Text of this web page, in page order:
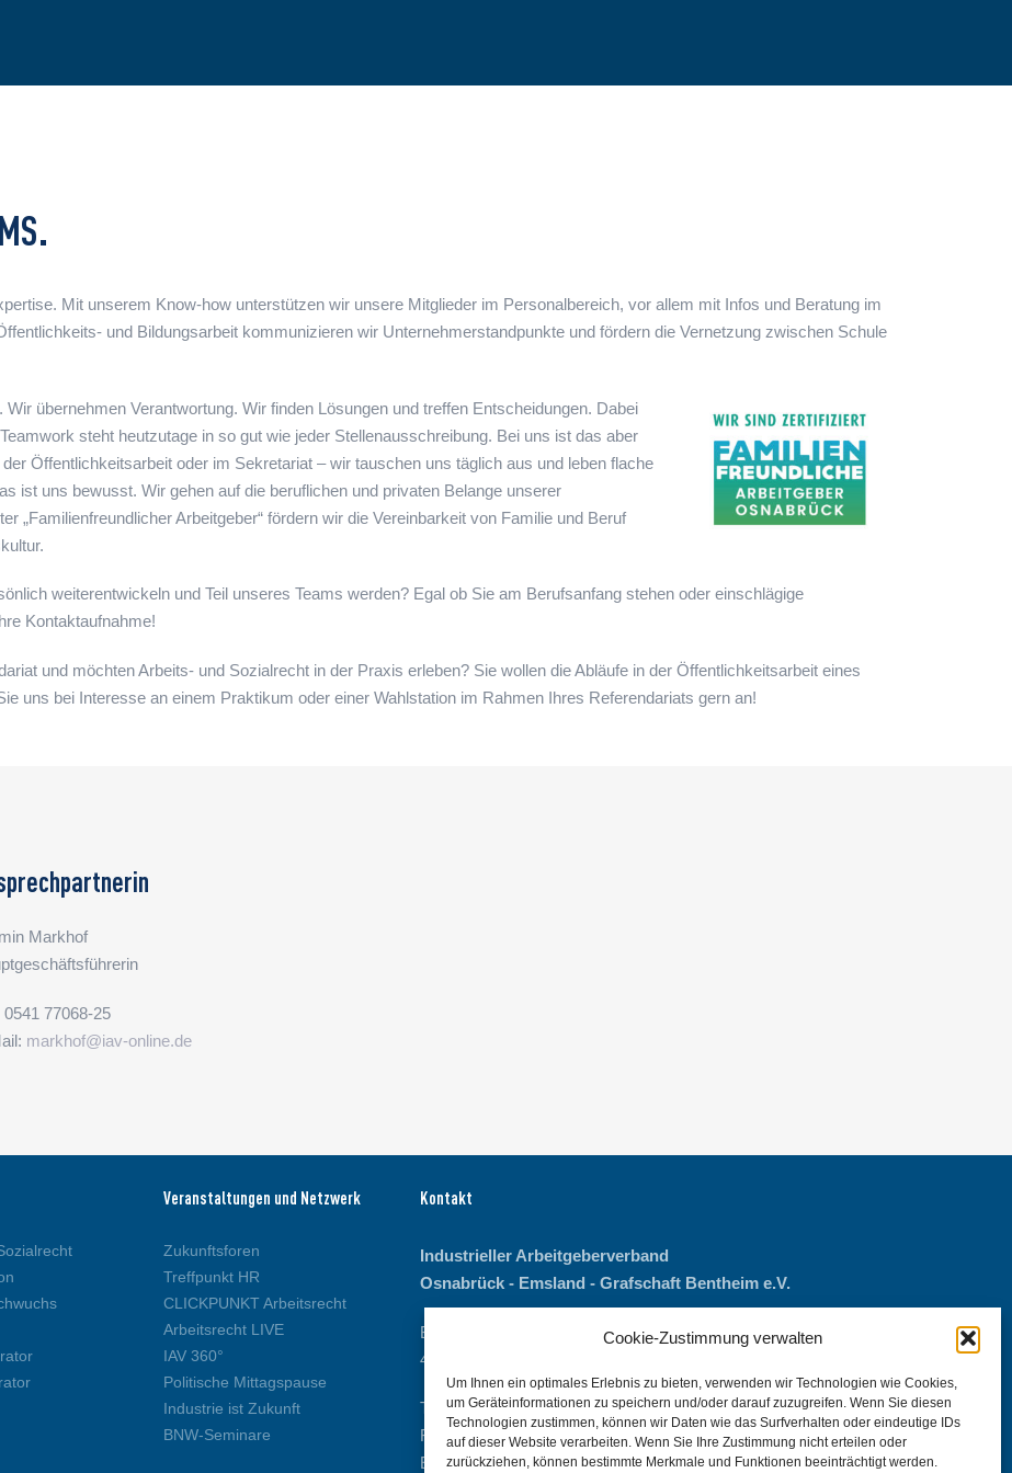
Cookie-Zustimmung verwalten
Um Ihnen ein optimales Erlebnis zu bieten, verwenden wir Technologien wie Cookies,
um Geräteinformationen zu speichern und/oder darauf zuzugreifen. Wenn Sie diesen
Technologien zustimmen, können wir Daten wie das Surfverhalten oder eindeutige IDs
auf dieser Website verarbeiten. Wenn Sie Ihre Zustimmung nicht erteilen oder
zurückziehen, können bestimmte Merkmale und Funktionen beeinträchtigt werden.
Mit unserem Know-how unterstützen wir unsere Mitglieder im Personalbereich, vor allem mit Infos und Beratung im
und Bildungsarbeit kommunizieren wir Unternehmerstandpunkte und fördern die Vernetzung zwischen Schule
Wir übernehmen Verantwortung. Wir finden Lösungen und treffen Entscheidungen. Dabei
steht heutzutage in so gut wie jeder Stellenausschreibung. Bei uns ist das aber
Öffentlichkeitsarbeit oder im Sekretariat – wir tauschen uns täglich aus und leben flache
ist uns bewusst. Wir gehen auf die beruflichen und privaten Belange unserer
„Familienfreundlicher Arbeitgeber“ fördern wir die Vereinbarkeit von Familie und Beruf
weiterentwickeln und Teil unseres Teams werden? Egal ob Sie am Berufsanfang stehen oder einschlägige
Kontaktaufnahme!
und möchten Arbeits- und Sozialrecht in der Praxis erleben? Sie wollen die Abläufe in der Öffentlichkeitsarbeit eines
uns bei Interesse an einem Praktikum oder einer Wahlstation im Rahmen Ihres Referendariats gern an!
Markhof
0541 77068-25
markhof@iav-online.de
Veranstaltungen und Netzwerk
Zukunftsforen
Treffpunkt HR
CLICKPUNKT Arbeitsrecht
Arbeitsrecht LIVE
IAV 360°
Politische Mittagspause
Industrie ist Zukunft
BNW-Seminare
Kontakt
Industrieller Arbeitgeberverband
Osnabrück - Emsland - Grafschaft Bentheim e.V.
Bohmter Straße 11
49074 Osnabrück
Telefon: 0541 77068-0
Fax: 0541 77068-27
E-Mail:info@iav-online.de